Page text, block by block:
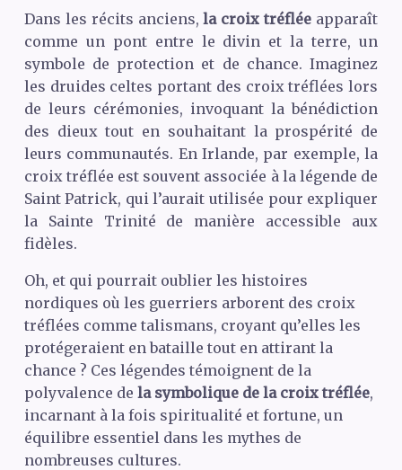
Dans les récits anciens,la croix tréflée apparaît
comme un pont entre le divin et la terre, un
symbole de protection et de chance. Imaginez
les druides celtes portant des croix tréflées lors
de leurs cérémonies, invoquant la bénédiction
des dieux tout en souhaitant la prospérité de
leurs communautés. En Irlande, par exemple, la
croix tréflée est souvent associée à la légende de
Saint Patrick, qui l’aurait utilisée pour expliquer
la Sainte Trinité de manière accessible aux
fidèles.
Oh, et qui pourrait oublier les histoires
nordiques où les guerriers arborent des croix
tréflées comme talismans, croyant qu’elles les
protégeraient en bataille tout en attirant la
chance ? Ces légendes témoignent de la
polyvalence de la symbolique de la croix tréflée,
incarnant à la fois spiritualité et fortune, un
équilibre essentiel dans les mythes de
nombreuses cultures.